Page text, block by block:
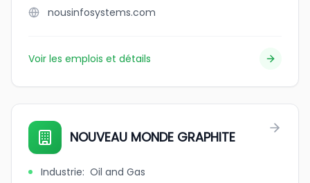
nousinfosystems.com
Voir les emplois et détails
NOUVEAU MONDE GRAPHITE
Industrie: Oil and Gas